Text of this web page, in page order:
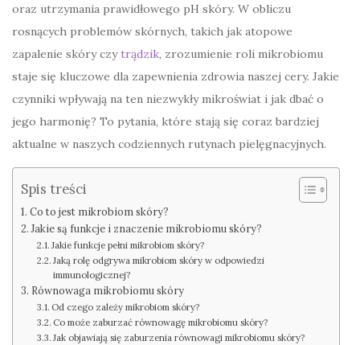
oraz utrzymania prawidłowego pH skóry. W obliczu
rosnących problemów skórnych, takich jak atopowe
zapalenie skóry czytrądzik, zrozumienie roli mikrobiomu
staje się kluczowe dla zapewnienia zdrowia naszej cery. Jakie
czynniki wpływają na ten niezwykły mikroświat i jak dbać o
jego harmonię? To pytania, które stają się coraz bardziej
aktualne w naszych codziennych rutynach pielęgnacyjnych.
Spis treści
Co to jest mikrobiom skóry?
Jakie są funkcje i znaczenie mikrobiomu skóry?
Jakie funkcje pełni mikrobiom skóry?
Jaką rolę odgrywa mikrobiom skóry w odpowiedzi
immunologicznej?
Równowaga mikrobiomu skóry
Od czego zależy mikrobiom skóry?
Co może zaburzać równowagę mikrobiomu skóry?
Jak objawiają się zaburzenia równowagi mikrobiomu skóry?